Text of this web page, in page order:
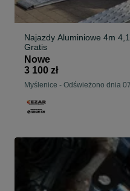
Najazdy Aluminiowe 4m
Gratis
Nowe
3 100 zł
Myślenice - Odświeżono dnia